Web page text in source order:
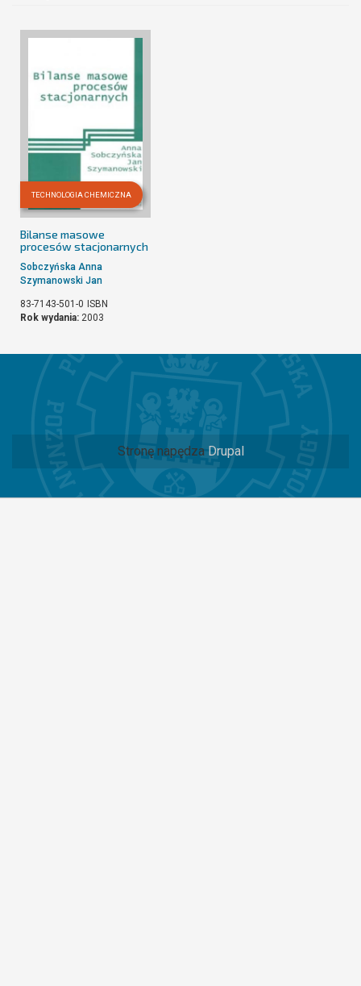
TECHNOLOGIA CHEMICZNA
Bilanse masowe
procesów stacjonarnych
Sobczyńska Anna
Szymanowski Jan
83-7143-501-0 ISBN
Rok wydania: 2003
Stronę napędza Drupal